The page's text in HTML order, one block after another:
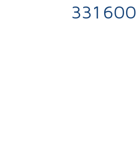
331 600